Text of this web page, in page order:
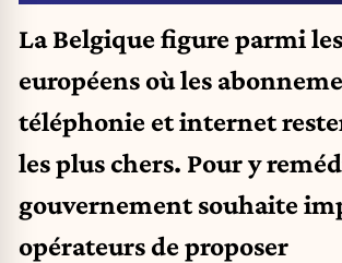
La Belgique figure parmi
européens où les
téléphonie et internet
les plus chers. Pour y
gouvernement souhaite
opérateurs de proposer